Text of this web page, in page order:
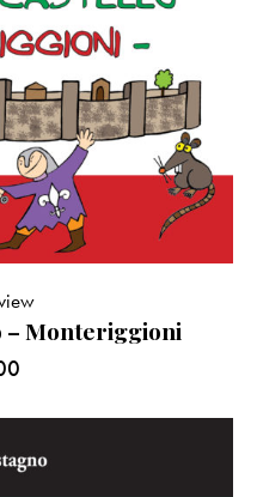
– Monteriggioni